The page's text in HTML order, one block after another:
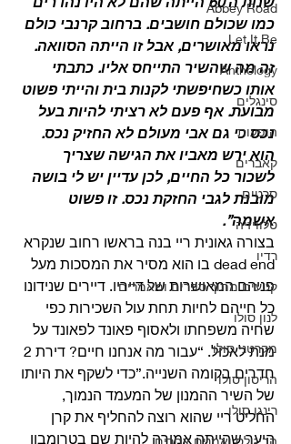
Abbey Road
Let It Be
Anthology
סינגלים
הופעות
קאברים
סרטים
טלוויזיה
רדיו
קטעים מתוך ספרים ומאמרים
לנון סולו
מקרטני סולו
הריסון סולו
רינגו סולו
הביטלס ואמנים אחרים
כמו שכולם חושבים. ברחוב קרנבי כולם
נראו מאושרים, אבל זו הייתה הסוואה.
זה מה שהשיר התייחס אליו. כתבתי
אותו כשחיפשתי לקנות בית והייתי פשוט
מבועת. אף פעם לא רציתי להיות בעל
נכס כי גם אבי מעולם לא החזיק נכס.
הוא ירש מאביו את הגישה שצריך
לשכור כל החיים, לכן עדיין יש לי בושה
מובנת לגבי החזקת נכס. זו פשוט
אשמה”.
בצורה גאונית ריי בנה בראשו רחוב שנקרא
dead end בו הוא מסיר את המסכות מעל
פניהם המאושרות של דייריו. דיירים שנידונו
כל חייהם לחיות תחת עול השכירות כפי
שחיה משפחתו ולאסוף פאונד לפאונד על
חדרים בקומה השנייה.”כדי לשקף את היותו
של השיר ההמנון של המעמד הנמוך,
החליט ריי שהוא רוצה להחליף את קרן
היער שהייתה אמורה להיות שם בטרומבון